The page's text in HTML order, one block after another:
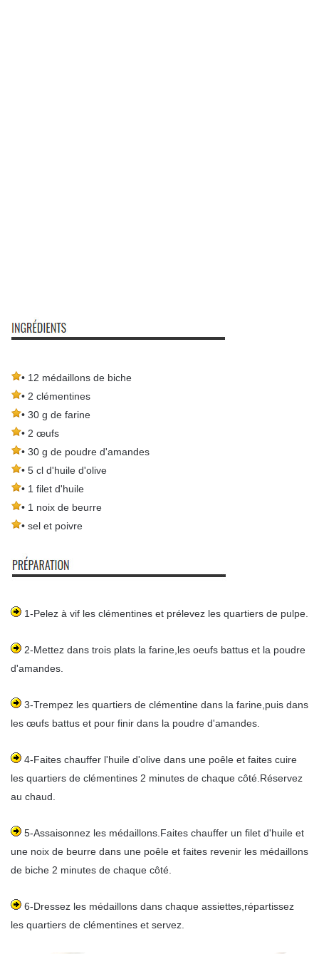
• 12 médaillons de biche
• 2 clémentines
• 30 g de farine
• 2 œufs
• 30 g de poudre d'amandes
• 5 cl d'huile d'olive
• 1 filet d'huile
• 1 noix de beurre
• sel et poivre
1-Pelez à vif les clémentines et prélevez les quartiers de pulpe.
2-Mettez dans trois plats la farine,les oeufs battus et la poudre
d'amandes.
3-Trempez les quartiers de clémentine dans la farine,puis dans
les œufs battus et pour finir dans la poudre d'amandes.
4-Faites chauffer l'huile d'olive dans une poêle et faites cuire
les quartiers de clémentines 2 minutes de chaque côté.Réservez
au chaud.
5-Assaisonnez les médaillons.Faites chauffer un filet d'huile et
une noix de beurre dans une poêle et faites revenir les médaillons
de biche 2 minutes de chaque côté.
6-Dressez les médaillons dans chaque assiettes,répartissez
les quartiers de clémentines et servez.